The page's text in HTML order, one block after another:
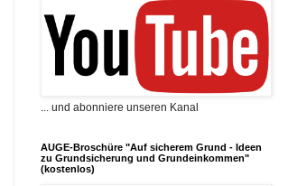
... und abonniere unseren Kanal
AUGE-Broschüre "Auf sicherem Grund - Ideen
zu Grundsicherung und Grundeinkommen"
(kostenlos)